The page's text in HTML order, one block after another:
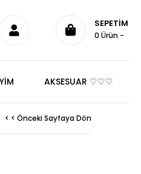
SEPETIM
0 Ürün
AKSESUAR ♡♡♡
< < Önceki Sayfaya Dön